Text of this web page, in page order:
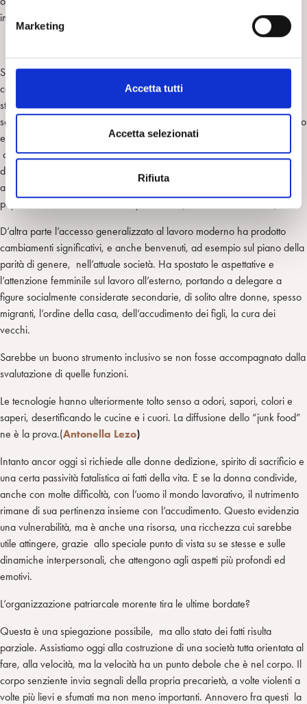
e
n
Marketing
Accetta tutti
Accetta selezionati
Rifiuta
implicazioni nel buddismo sono state approfondite da
Cristina Sarno
Se cambiano i legami affettivi, così come sono radicati in noi, se
cambiano gli aspetti più profondamente intimi legati al cibo e alla sua
storia e le emozioni più sfumate che formano la rete di fondo dello
scorrere del tempo, ci dobbiamo interrogare, seguendo un orientamento
ecologico, su cosa avverrà di quel che vi era riposto. Sappiamo , infatti
che un “vuoto” non resta a lungo tale, e spesso porta a terremoti di
difficile soluzione. Di questo è consapevole lo psicoanalista che assiste
all’aumento dell’incidenza di disturbi dell’alimentazione nella
popolazione con dimensioni da pandemia.
D’altra parte l’accesso generalizzato al lavoro moderno ha prodotto
cambiamenti significativi, e anche benvenuti, ad esempio sul piano della
parità di genere, nell’attuale società. Ha spostato le aspettative e
l’attenzione femminile sul lavoro all’esterno, portando a delegare a
figure socialmente considerate secondarie, di solito altre donne, spesso
migranti, l’ordine della casa, dell’accudimento dei figli, la cura dei
vecchi.
Sarebbe un buono strumento inclusivo se non fosse accompagnato dalla
svalutazione di quelle funzioni.
Le tecnologie hanno ulteriormente tolto senso a odori, sapori, colori e
saperi, desertificando le cucine e i cuori. La diffusione dello “junk food”
ne è la prova.(Antonella Lezo)
Intanto ancor oggi si richiede alle donne dedizione, spirito di sacrificio e
una certa passività fatalistica ai fatti della vita. E se la donna condivide,
anche con molte difficoltà, con l’uomo il mondo lavorativo, il nutrimento
rimane di sua pertinenza insieme con l’accudimento. Questo evidenzia
una vulnerabilità, ma è anche una risorsa, una ricchezza cui sarebbe
utile attingere, grazie allo speciale punto di vista su se stesse e sulle
dinamiche interpersonali, che attengono agli aspetti più profondi ed
emotivi.
L’organizzazione patriarcale morente tira le ultime bordate?
Questa è una spiegazione possibile, ma allo stato dei fatti risulta
parziale. Assistiamo oggi alla costruzione di una società tutta orientata al
fare, alla velocità, ma la velocità ha un punto debole che è nel corpo. Il
corpo senziente invia segnali della propria precarietà, a volte violenti a
volte più lievi e sfumati ma non meno importanti. Annovero fra questi la